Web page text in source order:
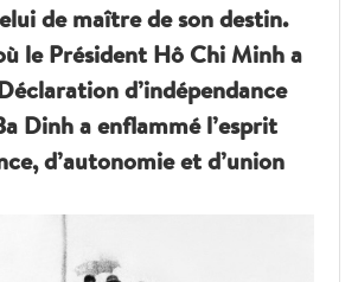
de maître de son destin.
le Président Hô Chi Minh a
d’indépendance
Dinh a enflammé l’esprit
d’autonomie et d’union